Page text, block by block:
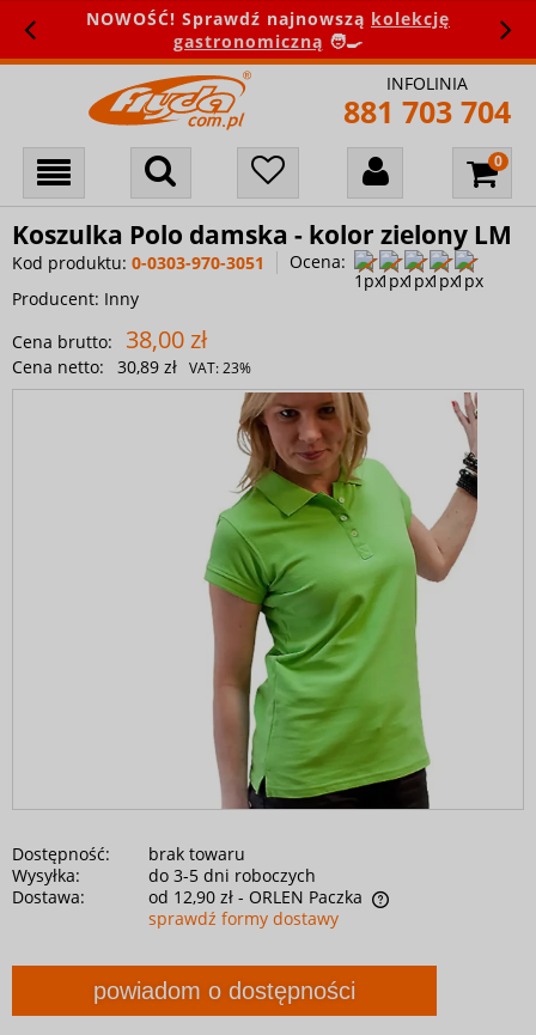
NOWOŚĆ! Sprawdź najnowszą kolekcję
gastronomiczną 🧑‍🍳
INFOLINIA
881 703 704
Koszulka Polo damska - kolor zielony LM
Kod produktu: 0-0303-970-3051
Ocena:
Producent: Inny
Cena brutto:
38,00 zł
Cena netto: 30,89 zł VAT:23%
Dostępność:
brak towaru
Wysyłka:
do 3-5 dni roboczych
Dostawa:
od 12,90 zł - ORLEN Paczka
sprawdź formy dostawy
powiadom o dostępności